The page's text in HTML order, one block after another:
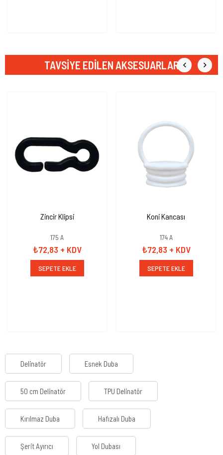
TAVSIYE EDILEN AKSESUARLAR
Zincir Klipsi
175 A
₺72,83 + KDV
SEPETE EKLE
Koni Kancası
174 A
₺72,83 + KDV
SEPETE EKLE
Delinatör Esnek Duba
50 cm Delinatör TPU Delinatör
Kırılmaz Duba Hafızalı Duba
Şerit Ayırıcı Yol Dubası